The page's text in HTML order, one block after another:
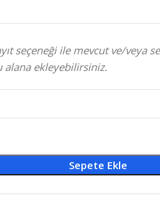
seçeneği ile mevcut ve/veya
alana ekleyebilirsiniz.
Sepete Ekle